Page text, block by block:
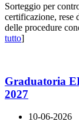
Sorteggio per
certificazione, rese
delle procedure
tutto]
Graduatoria
2027
10-06-2026